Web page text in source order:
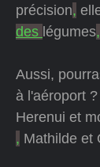
précision,
des légumes,
Aussi,
à l'aéroport ?
Herenui et
, Mathilde et